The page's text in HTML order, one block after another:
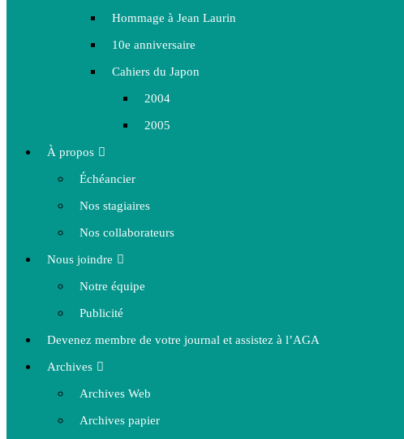
Hommage à Jean Laurin
10e anniversaire
Cahiers du Japon
2004
2005
À propos
Échéancier
Nos stagiaires
Nos collaborateurs
Nous joindre
Notre équipe
Publicité
Devenez membre de votre journal et assistez à l’AGA
Archives
Archives Web
Archives papier